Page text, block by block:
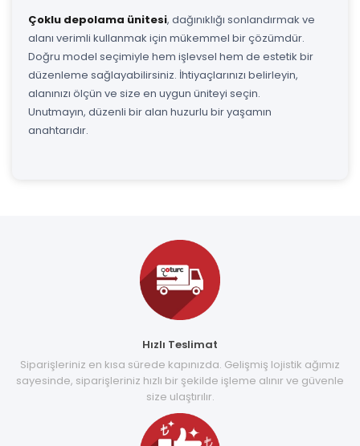
Çoklu depolama ünitesi, dağınıklığı sonlandırmak ve
alanı verimli kullanmak için mükemmel bir çözümdür.
Doğru model seçimiyle hem işlevsel hem de estetik bir
düzenleme sağlayabilirsiniz. İhtiyaçlarınızı belirleyin,
alanınızı ölçün ve size en uygun üniteyi seçin.
Unutmayın, düzenli bir alan huzurlu bir yaşamın
anahtarıdır.
Hızlı Teslimat
Siparişleriniz en kısa sürede kapınızda. Gelişmiş lojistik ağımız
sayesinde, siparişleriniz hızlı bir şekilde işleme alınır ve güvenle
size ulaştırılır.